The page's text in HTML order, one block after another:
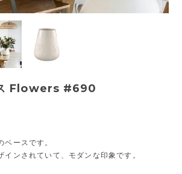
Flowers #690
ベースです。
インされていて、モダンな印象です。